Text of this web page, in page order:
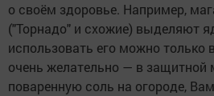
о своём здоровье. Например,
("Торнадо" и схожие) выделяют
использовать его можно только
очень желательно — в защитной
поваренную соль на огороде,